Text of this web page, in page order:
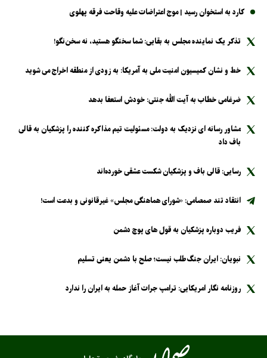
کارد به استخوان رسید | موج اعتراضات علیه وقاحت فرقه پهلوی
تذکر یک نماینده مجلس به بقایی: شما سخنگو هستید، نه سخن‌نگو!
خط و نشان کمیسیون امنیت ملی به آمریکا: به زودی از منطقه اخراج می شوید
ضرغامی خطاب به آیت الله جنتی: خودش استعفا بدهد
مشاور رسانه ای نزدیک به دولت: مسئولیت تیم مذاکره کننده را پزشکیان به قالی
باف داد
رسایی: قالی باف و پزشکیان شکست عشقی خورده‌اند
انتقاد تند صمصامی: «شورای هماهنگی مجلس» غیرقانونی و بدعت است!
فریب دوباره پزشکیان به قول های پوچ دشمن
نبویان: ایران جنگ‌طلب نیست؛ صلح با دشمن یعنی تسلیم
روزنامه نگار امریکایی: ترامپ جرات آغاز حمله به ایران را ندارد